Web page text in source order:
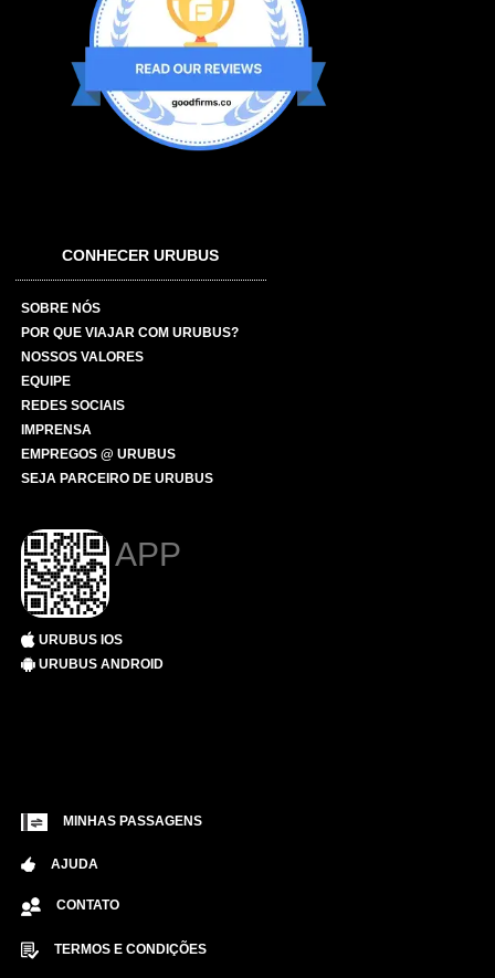
CONHECER URUBUS
SOBRE NÓS
POR QUE VIAJAR COM URUBUS?
NOSSOS VALORES
EQUIPE
REDES SOCIAIS
IMPRENSA
EMPREGOS @ URUBUS
SEJA PARCEIRO DE URUBUS
APP
URUBUS IOS
URUBUS ANDROID
MINHAS PASSAGENS
AJUDA
CONTATO
TERMOS E CONDIÇÕES